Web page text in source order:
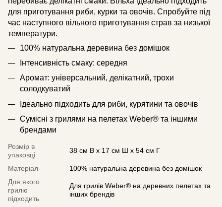
для приготування риби, курки та овочів. Спробуйте під
час наступного вільного приготування страв за низької
температури.
100% натуральна деревина без домішок
Інтенсивність смаку: середня
Аромат: універсальний, делікатний, трохи
солодкуватий
Ідеально підходить для риби, курятини та овочів
Сумісні з грилями на пелетах Weber® та іншими
брендами
Розмір в
упаковці
38 см В x 17 см Ш x 54 см Г
Матеріал
100% натуральна деревина без домішок
Для якого
грилю
підходить
Для грилів Weber® на деревних пелетах та
інших брендів